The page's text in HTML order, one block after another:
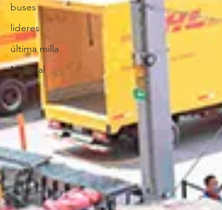
buses
lideres
última milla
Mundial